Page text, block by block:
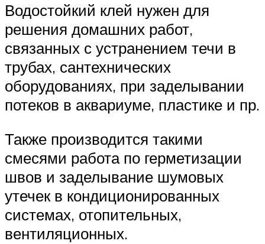
Водостойкий клей нужен для
решения домашних работ,
связанных с устранением течи в
трубах, сантехнических
оборудованиях, при заделывании
потеков в аквариуме, пластике и пр.
Также производится такими
смесями работа по герметизации
швов и заделывание шумовых
утечек в кондиционированных
системах, отопительных,
вентиляционных.